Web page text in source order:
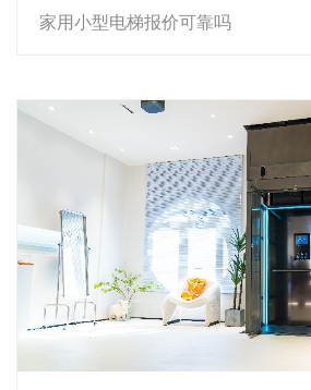
家用小型电梯报价可靠吗